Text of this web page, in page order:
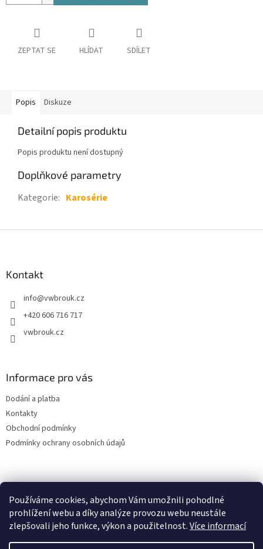
Používáme cookies, abychom Vám umožnili pohodlné
prohlížení webu a díky analýze provozu webu neustále
zlepšovali jeho funkce, výkon a použitelnost.Více informací
ZEPTAT SE HLÍDAT SDÍLET
Popis Diskuze
Detailní popis produktu
Popis produktu není dostupný
Doplňkové parametry
Kategorie: Karosérie
Kontakt
info@vwbrouk.cz
+420 606 716 717
vwbrouk.cz
Informace pro vás
Dodání a platba
Kontakty
Obchodní podmínky
Podmínky ochrany osobních údajů